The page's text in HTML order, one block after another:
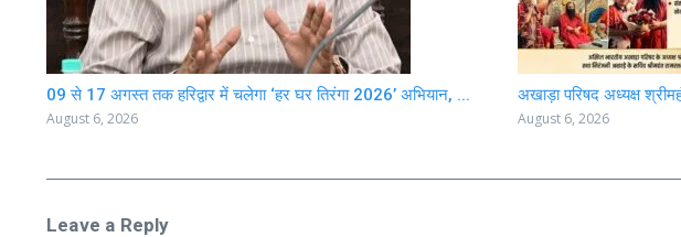
09 से 17 अगस्त तक हरिद्वार में चलेगा ‘हर घर तिरंगा 2026’ अभियान, ...
August 6, 2026
अखाड़ा परिषद अध्यक्ष
August 6, 2026
Leave a Reply